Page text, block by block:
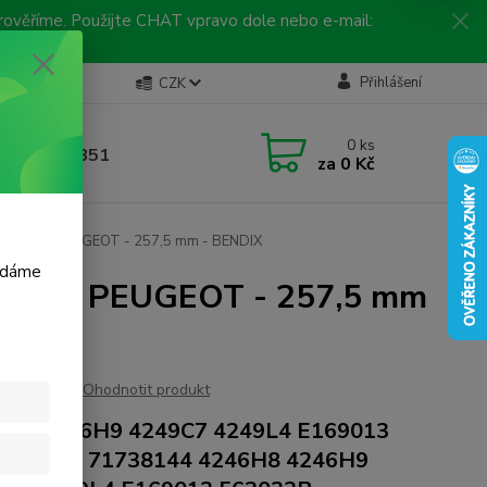
Použijte CHAT vpravo dole nebo e-mail:
Kontakty CZK Přihlášení
linka
792 217 851
9-16 hod.)
0 ks
za 0 Kč
FIAT - PEUGEOT - 257,5 mm - BENDIX
- PEUGEOT - 257,5 mm
Ohodnotit produkt
4246H9 4249C7 4249L4 E169013
71738144 4246H8 4246H9